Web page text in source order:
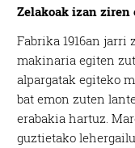
Zelakoak izan ziren
Fabrika 1916an
makinaria egiten
alpargatak egiteko
bat emon zuten
erabakia hartuz.
guztietako